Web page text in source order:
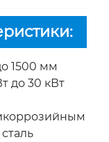
1500 мм
до 30 кВт